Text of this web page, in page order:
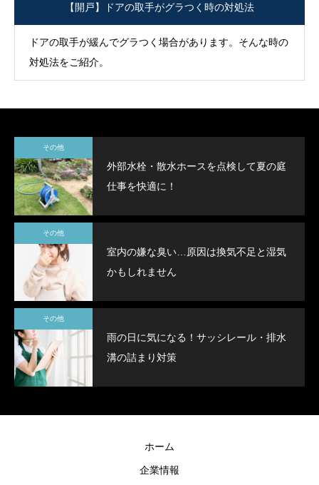
【開戸】ドアの取手がグラつく時の対処法
ドアの取手が緩んでグラつく場合があります。そんな時の
対処法をご紹介。
その他
外部水栓・散水ホースを点検して夏の庭
仕事を快適に！
その他
室内の嫌な臭い…原因は換気不足と湿気
かもしれません
その他
雨の日に気になる！サッシレール・排水
溝の詰まり対策
ホーム
企業情報